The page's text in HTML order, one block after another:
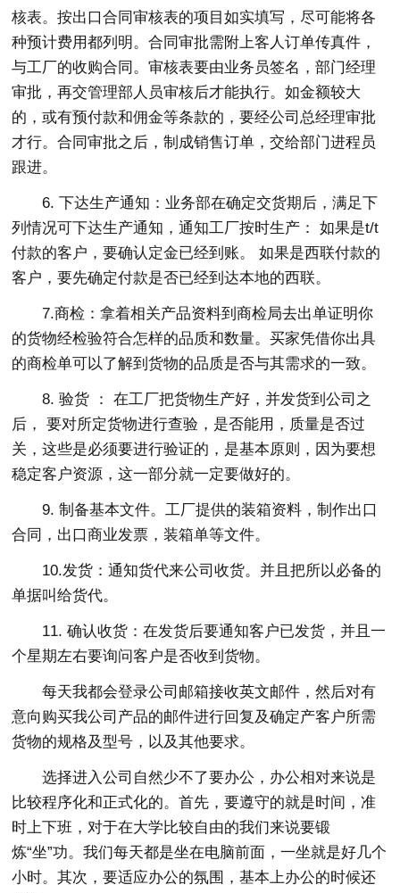
核表。按出口合同审核表的项目如实填写，尽可能将各
种预计费用都列明。合同审批需附上客人订单传真件，
与工厂的收购合同。审核表要由业务员签名，部门经理
审批，再交管理部人员审核后才能执行。如金额较大
的，或有预付款和佣金等条款的，要经公司总经理审批
才行。合同审批之后，制成销售订单，交给部门进程员
跟进。
6. 下达生产通知：业务部在确定交货期后，满足下
列情况可下达生产通知，通知工厂按时生产： 如果是t/t
付款的客户，要确认定金已经到账。 如果是西联付款的
客户，要先确定付款是否已经到达本地的西联。
7.商检：拿着相关产品资料到商检局去出单证明你
的货物经检验符合怎样的品质和数量。买家凭借你出具
的商检单可以了解到货物的品质是否与其需求的一致。
8. 验货 ： 在工厂把货物生产好，并发货到公司之
后， 要对所定货物进行查验，是否能用，质量是否过
关，这些是必须要进行验证的，是基本原则，因为要想
稳定客户资源，这一部分就一定要做好的。
9. 制备基本文件。工厂提供的装箱资料，制作出口
合同，出口商业发票，装箱单等文件。
10.发货：通知货代来公司收货。并且把所以必备的
单据叫给货代。
11. 确认收货：在发货后要通知客户已发货，并且一
个星期左右要询问客户是否收到货物。
每天我都会登录公司邮箱接收英文邮件，然后对有
意向购买我公司产品的邮件进行回复及确定产客户所需
货物的规格及型号，以及其他要求。
选择进入公司自然少不了要办公，办公相对来说是
比较程序化和正式化的。首先，要遵守的就是时间，准
时上下班，对于在大学比较自由的我们来说要锻
炼“坐”功。我们每天都是坐在电脑前面，一坐就是好几个
小时。其次，要适应办公的氛围，基本上办公的时候还